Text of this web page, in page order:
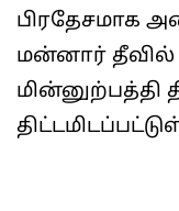
பிரதேசமாக
மன்னார் தீவில்
மின்னுற்பத்தி